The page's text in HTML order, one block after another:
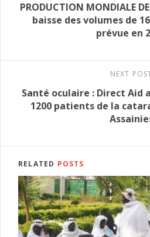
PRODUCTION MONDIALE
baisse des volumes de
prévue en
NEXT
Santé oculaire : Direct Aid
1200 patients de la
RELATED POSTS